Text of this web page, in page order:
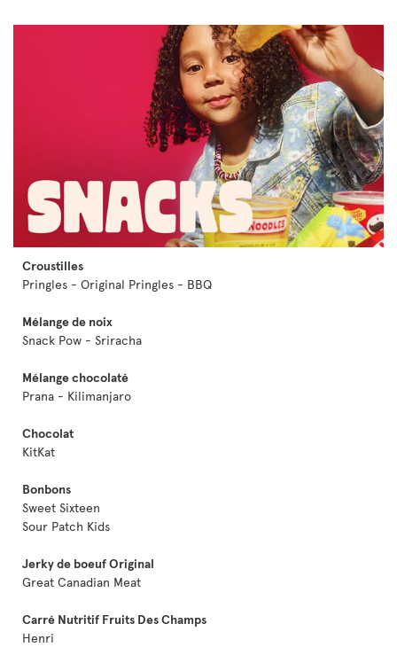
Croustilles
Pringles - Original Pringles - BBQ
Mélange de noix
Snack Pow - Sriracha
Mélange chocolaté
Prana - Kilimanjaro
Chocolat
KitKat
Bonbons
Sweet Sixteen
Sour Patch Kids
Jerky de boeuf Original
Great Canadian Meat
Carré Nutritif Fruits Des Champs
Henri